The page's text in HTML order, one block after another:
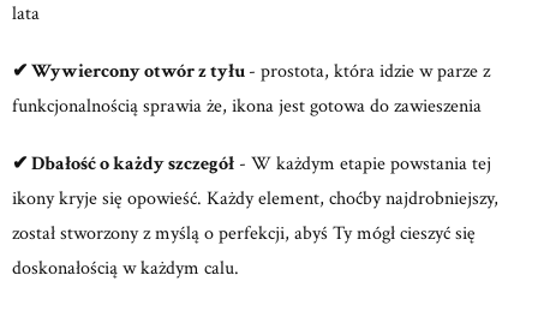
lata
✔Wywiercony otwór z tyłu- prostota, która idzie w parze z
funkcjonalnością sprawia że, ikona jest gotowa do zawieszenia
✔Dbałość o każdy szczegół- W każdym etapie powstania tej
ikony kryje się opowieść. Każdy element, choćby najdrobniejszy,
został stworzony z myślą o perfekcji, abyś Ty mógł cieszyć się
doskonałością w każdym calu.